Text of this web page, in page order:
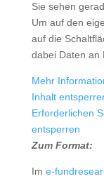
Sie sehen
Um auf den
auf die
dabei Daten an
Mehr
Inhalt
Erforderlichen
entsperren
Zum Format:
Im e-